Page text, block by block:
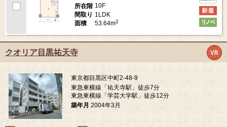
所在階 10F
間取り 1LDK
面積
53.64m2
クオリア目黒祐天寺
東京都目黒区中町2-48-9
東急東横線「祐天寺駅」徒歩7分
東急東横線「学芸大学駅」徒歩12分
築年月 2004年3月